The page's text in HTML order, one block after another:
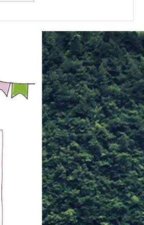
なります。 ■10:00から10:50は通
様向けとなっており、お子様と気
持ちよく汗をかく内容になってい
ます ・体験大歓迎ですので、
この機会にぜひお越しください
・お子様が道場生の保護者の
方、ご兄弟の参加はもちろん大歓
迎です ・お子様が道